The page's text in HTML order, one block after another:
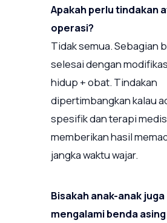
Apakah perlu tindakan
operasi?
Tidak semua. Sebagian
selesai dengan
hidup + obat. Tindakan
dipertimbangkan kalau
spesifik dan terapi
memberikan hasil
jangka waktu wajar.
Bisakah anak-anak juga
mengalami benda